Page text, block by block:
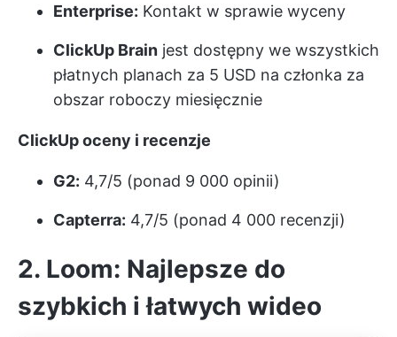
Enterprise: Kontakt w sprawie wyceny
ClickUp Brain jest dostępny we wszystkich
płatnych planach za 5 USD na członka za
obszar roboczy miesięcznie
ClickUp oceny i recenzje
G2: 4,7/5 (ponad 9 000 opinii)
Capterra: 4,7/5 (ponad 4 000 recenzji)
2. Loom: Najlepsze do
szybkich i łatwych wideo